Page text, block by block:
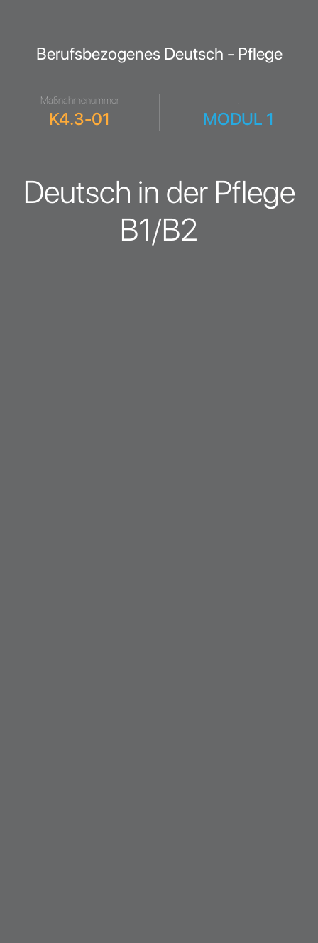
Berufsbezogenes Deutsch - Pflege
Maßnahmenummer
K4.3-01 MODUL 1
Deutsch in der Pflege
B1/B2